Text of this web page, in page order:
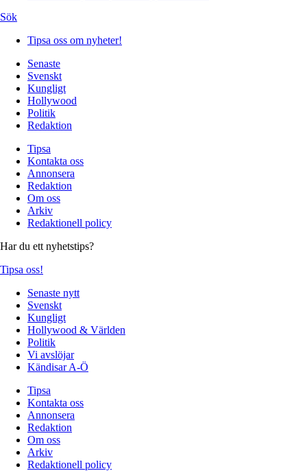
Sök
Tipsa oss om nyheter!
Senaste
Svenskt
Kungligt
Hollywood
Politik
Redaktion
Tipsa
Kontakta oss
Annonsera
Redaktion
Om oss
Arkiv
Redaktionell policy
Har du ett nyhetstips?
Tipsa oss!
Senaste nytt
Svenskt
Kungligt
Hollywood & Världen
Politik
Vi avslöjar
Kändisar A-Ö
Tipsa
Kontakta oss
Annonsera
Redaktion
Om oss
Arkiv
Redaktionell policy